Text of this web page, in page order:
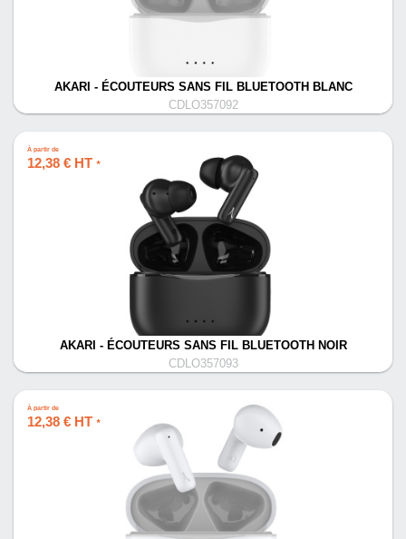
AKARI - ÉCOUTEURS SANS FIL BLUETOOTH BLANC
CDLO357092
À partir de
12,38 € HT *
AKARI - ÉCOUTEURS SANS FIL BLUETOOTH NOIR
CDLO357093
À partir de
12,38 € HT *